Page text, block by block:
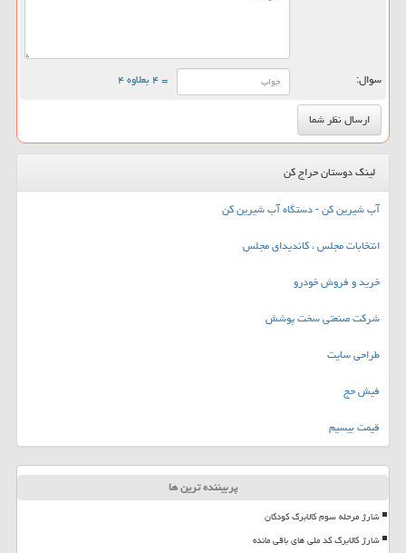
سوال: = ۴ بعلاوه ۴
لینک دوستان حراج کن
آب شیرین کن - دستگاه آب شیرین کن
انتخابات مجلس ، کاندیدای مجلس
خرید و فروش خودرو
شرکت صنعتی سخت پوشش
طراحی سایت
فیش حج
قیمت بیسیم
پربیننده ترین ها
شارژ مرحله سوم کالابرگ کودکان
شارژ کالابرگ کد ملی های باقی مانده